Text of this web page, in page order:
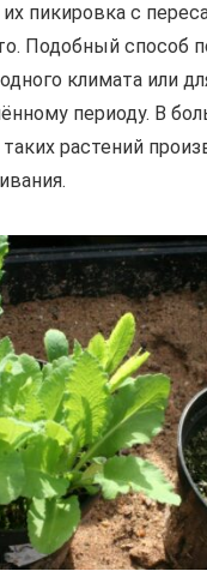
пикировка с
Подобный способ
климата или
периоду. В
растений